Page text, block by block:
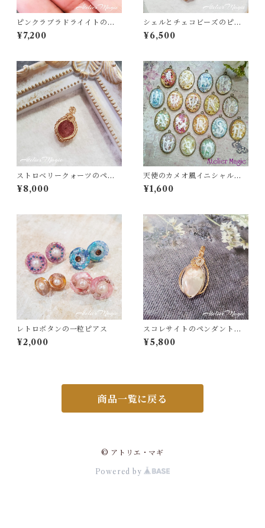
ピンクラブラドライイトのペ
ンダントトップ
¥7,200
シェルとチェコビーズのピア
ス
¥6,500
ストロベリークォーツのペン
ダントトップ （14kgfワイヤ
ー）
¥8,000
天使のカメオ風イニシャルチ
ャーム
¥1,600
レトロボタンの一粒ピアス
¥2,000
スコレサイトのペンダントト
ップ
¥5,800
商品一覧に戻る
© アトリエ・マギ
Powered by